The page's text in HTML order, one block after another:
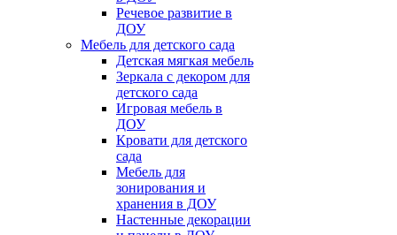
Речевое развитие в
ДОУ
Мебель для детского сада
Детская мягкая мебель
Зеркала с декором для
детского сада
Игровая мебель в
ДОУ
Кровати для детского
сада
Мебель для
зонирования и
хранения в ДОУ
Настенные декорации